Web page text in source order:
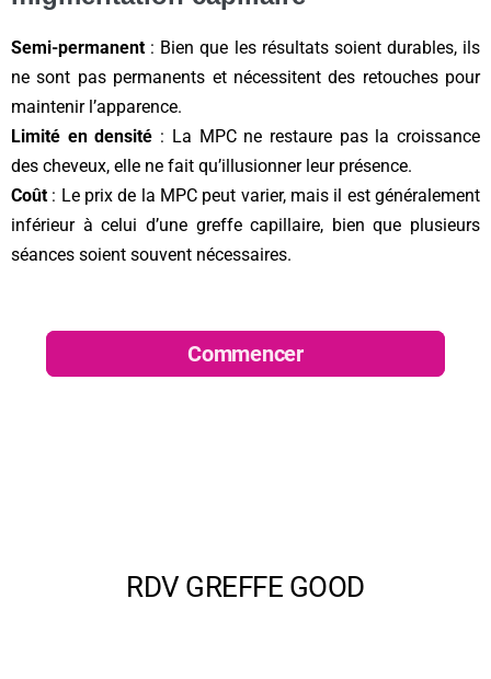
Semi-permanent : Bien que les résultats soient durables, ils
ne sont pas permanents et nécessitent des retouches pour
maintenir l’apparence.
Limité en densité : La MPC ne restaure pas la croissance
des cheveux, elle ne fait qu’illusionner leur présence.
Coût : Le prix de la MPC peut varier, mais il est généralement
inférieur à celui d’une greffe capillaire, bien que plusieurs
séances soient souvent nécessaires.